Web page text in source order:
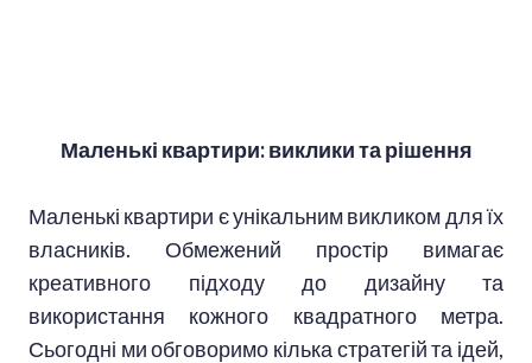
Маленькі квартири: виклики та рішення
Маленькі квартири є унікальним викликом для їх
власників. Обмежений простір вимагає
креативного підходу до дизайну та
використання кожного квадратного метра.
Сьогодні ми обговоримо кілька стратегій та ідей,